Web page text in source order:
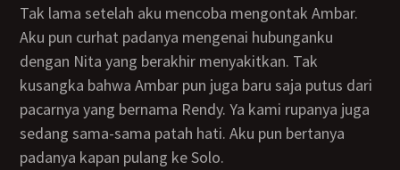
Tak lama setelah aku mencoba mengontak Ambar.
Aku pun curhat padanya mengenai hubunganku
dengan Nita yang berakhir menyakitkan. Tak
kusangka bahwa Ambar pun juga baru saja putus dari
pacarnya yang bernama Rendy. Ya kami rupanya juga
sedang sama-sama patah hati. Aku pun bertanya
padanya kapan pulang ke Solo.